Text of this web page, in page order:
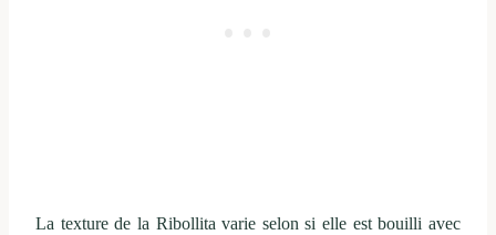
La texture de la Ribollita varie selon si elle est bouilli avec